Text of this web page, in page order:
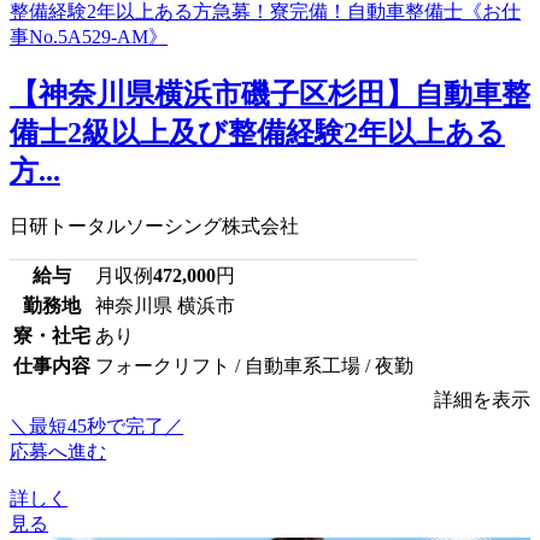
【神奈川県横浜市磯子区杉田】自動車整
備士2級以上及び整備経験2年以上ある
方...
日研トータルソーシング株式会社
給与 月収例472,000円
勤務地
神奈川県 横浜市
寮・社宅 あり
仕事内容 フォークリフト / 自動車系工場 / 夜勤
詳細を表示
＼最短45秒で完了／
応募へ進む
詳しく
見る